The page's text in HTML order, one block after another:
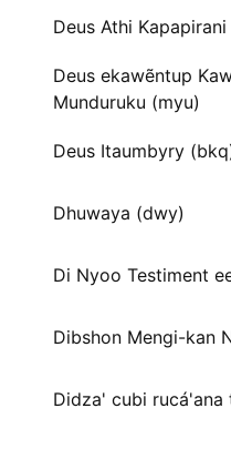
Deus Athi
Deus ekawẽntup
Munduruku (myu)
Deus Itaumbyry
Dhuwaya (dwy)
Di Nyoo Testiment
Dibshon Mengi-kan
Didza' cubi rucá'ana